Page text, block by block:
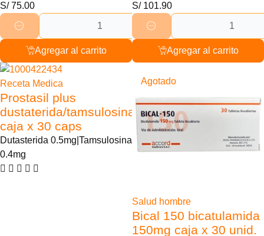
S/75.00
Agregar al carrito
S/101.90
Agregar al carrito
6% Descuento
Receta Medica
Prostasil plus
dustaterida/tamsulosina
caja x 30 caps
Dutasterida 0.5mg|Tamsulosina
0.4mg
Agotado
Salud hombre
Bical 150 bicatulamida
150mg caja x 30 unid.